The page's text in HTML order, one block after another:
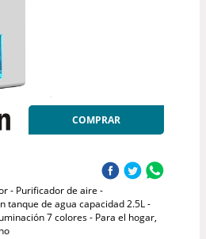
COMPRAR
- Purificador de aire -
tanque de agua capacidad 2.5L -
7 colores - Para el hogar,